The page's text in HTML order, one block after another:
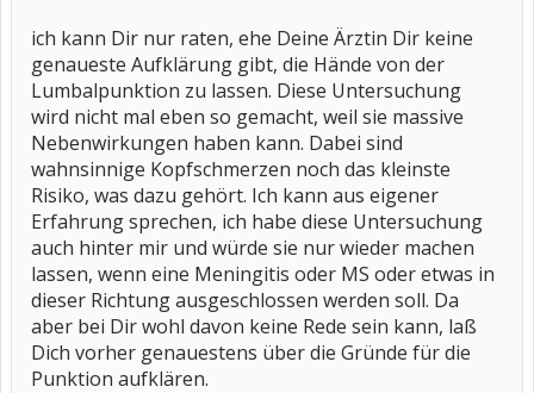
ich kann Dir nur raten, ehe Deine Ärztin Dir keine
genaueste Aufklärung gibt, die Hände von der
Lumbalpunktion zu lassen. Diese Untersuchung
wird nicht mal eben so gemacht, weil sie massive
Nebenwirkungen haben kann. Dabei sind
wahnsinnige Kopfschmerzen noch das kleinste
Risiko, was dazu gehört. Ich kann aus eigener
Erfahrung sprechen, ich habe diese Untersuchung
auch hinter mir und würde sie nur wieder machen
lassen, wenn eine Meningitis oder MS oder etwas in
dieser Richtung ausgeschlossen werden soll. Da
aber bei Dir wohl davon keine Rede sein kann, laß
Dich vorher genauestens über die Gründe für die
Punktion aufklären.